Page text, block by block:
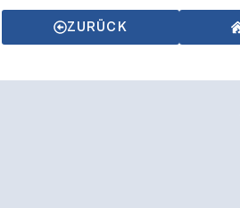
ZURÜCK